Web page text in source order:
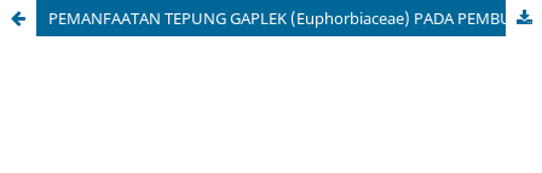
PEMANFAATAN TEPUNG GAPLEK (Euphorbiaceae) PADA PEMBUATAN BOLU GULUNG TIWUL SEBAGAI OLEH-OLEH KHAS WONOGIRI